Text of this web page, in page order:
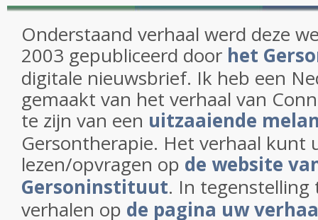
Onderstaand verhaal werd deze
2003 gepubliceerd door het
digitale nieuwsbrief. Ik heb een
gemaakt van het verhaal van
te zijn van een uitzaaiende
Gersontherapie. Het verhaal kunt
lezen/opvragen op de website
Gersoninstituut. In tegenstelling
verhalen op de pagina uw